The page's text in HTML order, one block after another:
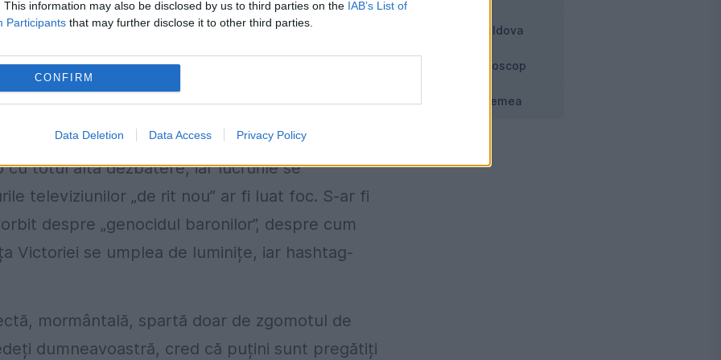
This information may also be disclosed by us to third parties on the IAB’s List of
Participants that may further disclose it to other third parties.
CONFIRM
Data Deletion Data Access Privacy Policy
, la Palatul Victoria taie și spânzură
cu totul altă dezbatere, iar lucrurile se
televiziunilor „de rit nou” ar fi luat foc. S-ar fi
despre „genocidul baronilor”, despre cum
Victoriei se umplea de luminițe, iar hashtag-
mormântală, spartă doar de zgomotul de
dumneavoastră, cred că puțini sunt pregătiți
Moldova
Horoscop
Vremea